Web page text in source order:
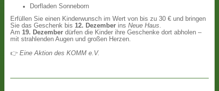
Dorfladen Sonneborn
Erfüllen Sie einen Kinderwunsch im Wert von bis zu 30 € und bringen
Sie das Geschenk bis12. Dezember insNeue Haus.
Am19. Dezember dürfen die Kinder ihre Geschenke dort abholen –
mit strahlenden Augen und großen Herzen.
👉Eine Aktion des KOMM e.V.